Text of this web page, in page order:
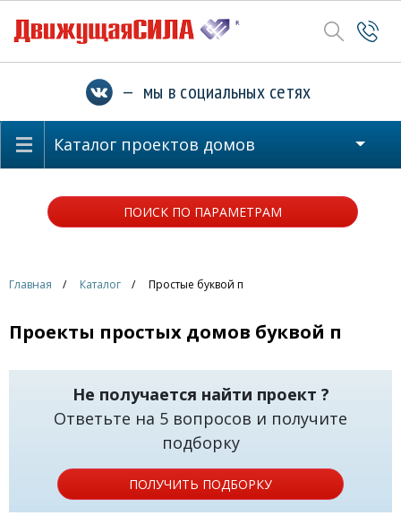
— мы в социальных сетях
Каталог проектов домов
ПОИСК ПО ПАРАМЕТРАМ
Главная Каталог Простые буквой п
Проекты простых домов буквой п
Не получается найти проект ?
Ответьте на 5 вопросов и получите
подборку
ПОЛУЧИТЬ ПОДБОРКУ